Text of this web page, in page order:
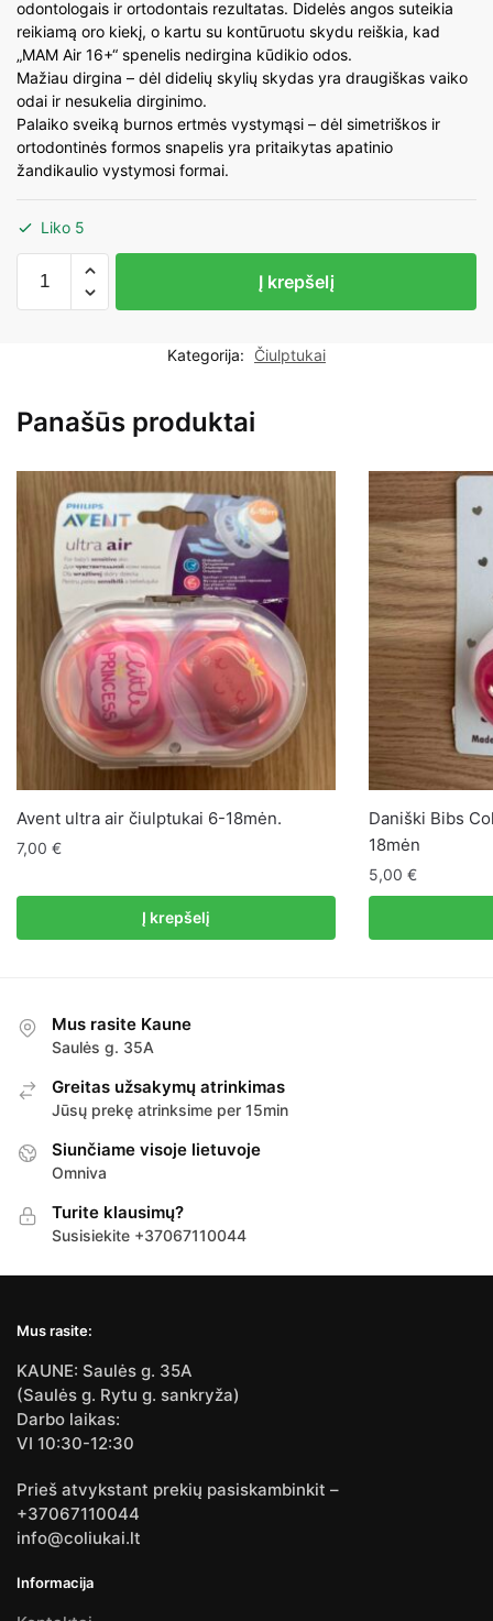
odontologais ir ortodontais rezultatas. Didelės angos suteikia
reikiamą oro kiekį, o kartu su kontūruotu skydu reiškia, kad
„MAM Air 16+“ spenelis nedirgina kūdikio odos.
Mažiau dirgina – dėl didelių skylių skydas yra draugiškas vaiko
odai ir nesukelia dirginimo.
Palaiko sveiką burnos ertmės vystymąsi – dėl simetriškos ir
ortodontinės formos snapelis yra pritaikytas apatinio
žandikaulio vystymosi formai.
Liko 5
kiekis:
nuo
Į krepšelį
Kategorija: Čiulptukai
Panašūs produktai
Avent ultra air čiulptukai 6-18mėn.
7,00 €
Į krepšelį
Daniški Bibs
18mėn
5,00 €
Mus rasite Kaune
Saulės g. 35A
Greitas užsakymų atrinkimas
Jūsų prekę atrinksime per 15min
Siunčiame visoje lietuvoje
Omniva
Turite klausimų?
Susisiekite +37067110044
Mus rasite:
KAUNE: Saulės g. 35A
(Saulės g. Rytu g. sankryža)
Darbo laikas:
VI 10:30-12:30
Prieš atvykstant prekių pasiskambinkit –
+37067110044
info@coliukai.lt
Informacija